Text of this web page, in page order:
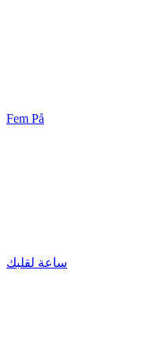
Fem På
ساعة لقلبك